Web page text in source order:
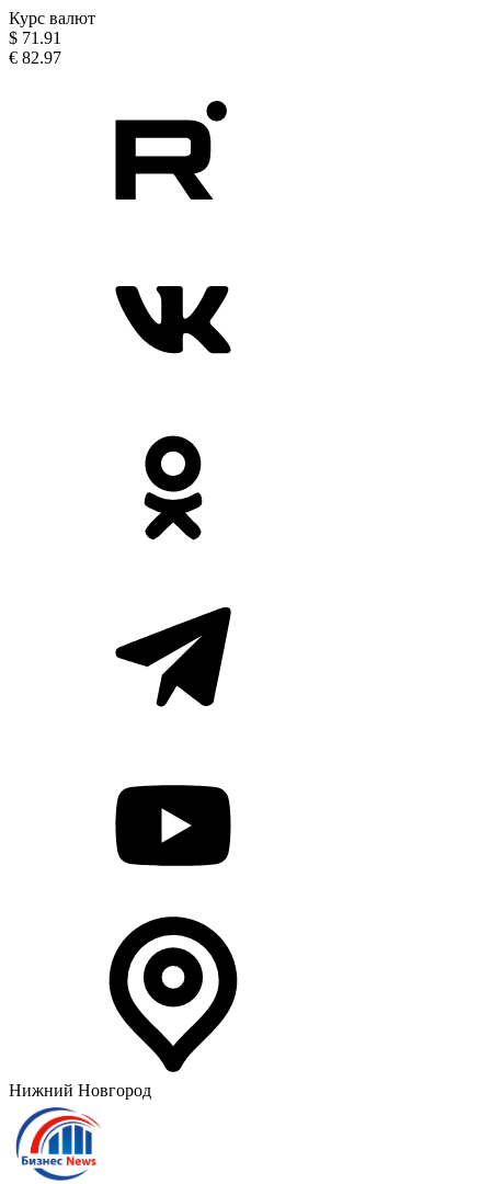
Курс валют
$ 71.91
€ 82.97
Нижний Новгород